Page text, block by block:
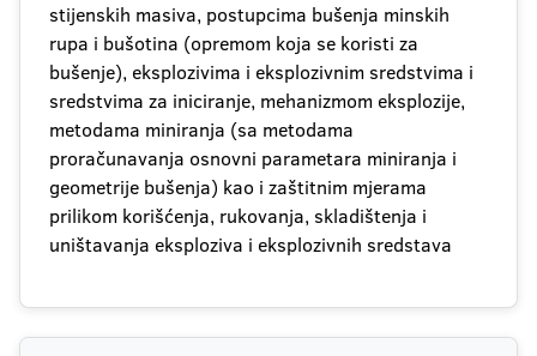
stijenskih masiva, postupcima bušenja minskih
rupa i bušotina (opremom koja se koristi za
bušenje), eksplozivima i eksplozivnim sredstvima i
sredstvima za iniciranje, mehanizmom eksplozije,
metodama miniranja (sa metodama
proračunavanja osnovni parametara miniranja i
geometrije bušenja) kao i zaštitnim mjerama
prilikom korišćenja, rukovanja, skladištenja i
uništavanja eksploziva i eksplozivnih sredstava